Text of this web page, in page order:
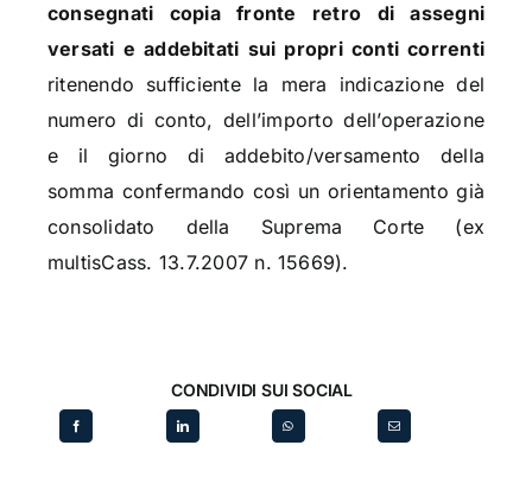
consegnati copia fronte retro di assegni
versati e addebitati sui propri conti correnti
ritenendo sufficiente la mera indicazione del
numero di conto, dell’importo dell’operazione
e il giorno di addebito/versamento della
somma confermando così un orientamento già
consolidato della Suprema Corte (ex
multisCass. 13.7.2007 n. 15669).
CONDIVIDI SUI SOCIAL